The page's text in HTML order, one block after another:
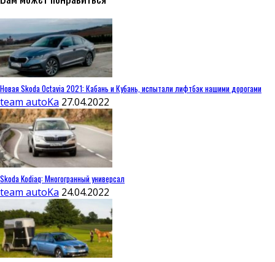
Новая Skoda Octavia 2021: Кабань и Кубань, испытали лифтбэк нашими дорогами
team autoKa 27.04.2022
Skoda Kodiaq: Многогранный универсал
team autoKa 24.04.2022